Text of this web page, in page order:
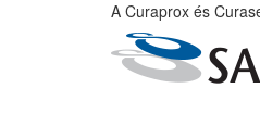
A Curaprox és